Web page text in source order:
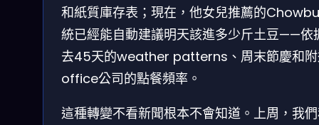
和紙質庫存表；現在，他女兒推薦的
統已經能自動建議明天該進多少斤土豆——依
去45天的weather patterns、周末節慶和
office公司的點餐頻率。
這種轉變不看新聞根本不會知道。上周，我